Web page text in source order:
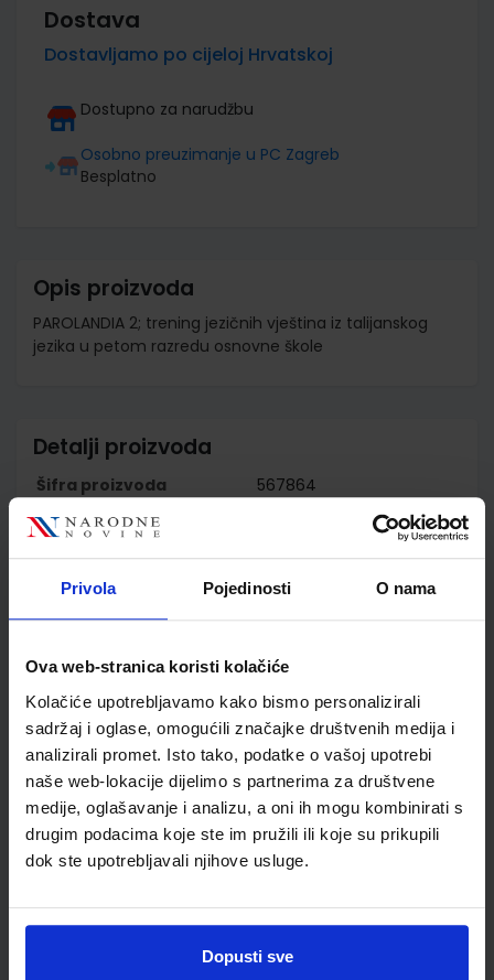
Privola Pojedinosti O nama
Ova web-stranica koristi kolačiće
Kolačiće upotrebljavamo kako bismo personalizirali
sadržaj i oglase, omogućili značajke društvenih medija i
analizirali promet. Isto tako, podatke o vašoj upotrebi
naše web-lokacije dijelimo s partnerima za društvene
medije, oglašavanje i analizu, a oni ih mogu kombinirati s
drugim podacima koje ste im pružili ili koje su prikupili
dok ste upotrebljavali njihove usluge.
Dopusti sve
Dostava
Dostavljamo po cijeloj Hrvatskoj
Dostupno za narudžbu
Osobno preuzimanje u PC Zagreb
Besplatno
Opis proizvoda
PAROLANDIA 2; trening jezičnih vještina iz talijanskog
jezika u petom razredu osnovne škole
Detalji proizvoda
Šifra proizvoda
567864
Jedinična mjera
Nakladnik
ŠKOLSKA KNJIGA d.d.
Venchiarutti
Školski razred
Vrsta školske knjige
RADNA BILJEŽNICA
Nastavni predmet
TALIJANSKI JEZIK